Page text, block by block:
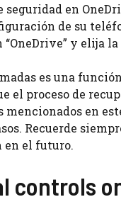
en
de su
“OneDrive” y elija
es una
el proceso de
mencionados en
Recuerde
en el futuro.
controls